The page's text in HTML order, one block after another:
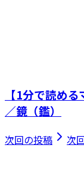
【1分で読め
／鏡（鑑）
次回の投稿 次